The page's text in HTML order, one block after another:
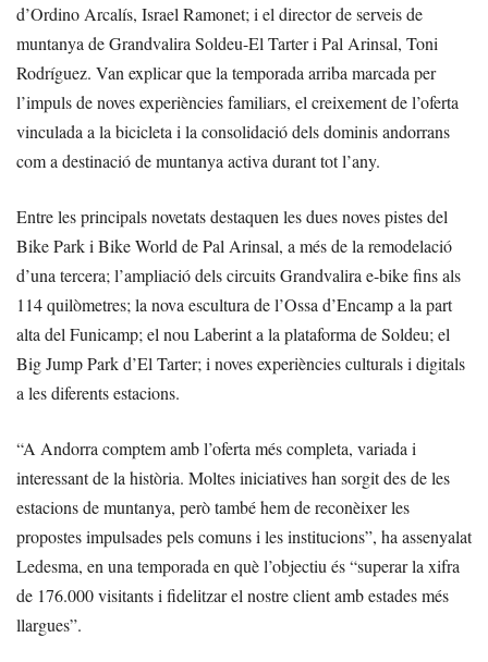
d’Ordino Arcalís, Israel Ramonet; i el director de serveis de
muntanya de Grandvalira Soldeu-El Tarter i Pal Arinsal, Toni
Rodríguez. Van explicar que la temporada arriba marcada per
l’impuls de noves experiències familiars, el creixement de l’oferta
vinculada a la bicicleta i la consolidació dels dominis andorrans
com a destinació de muntanya activa durant tot l’any.
Entre les principals novetats destaquen les dues noves pistes del
Bike Park i Bike World de Pal Arinsal, a més de la remodelació
d’una tercera; l’ampliació dels circuits Grandvalira e-bike fins als
114 quilòmetres; la nova escultura de l’Ossa d’Encamp a la part
alta del Funicamp; el nou Laberint a la plataforma de Soldeu; el
Big Jump Park d’El Tarter; i noves experiències culturals i digitals
a les diferents estacions.
“A Andorra comptem amb l’oferta més completa, variada i
interessant de la història. Moltes iniciatives han sorgit des de les
estacions de muntanya, però també hem de reconèixer les
propostes impulsades pels comuns i les institucions”, ha assenyalat
Ledesma, en una temporada en què l’objectiu és “superar la xifra
de 176.000 visitants i fidelitzar el nostre client amb estades més
llargues”.